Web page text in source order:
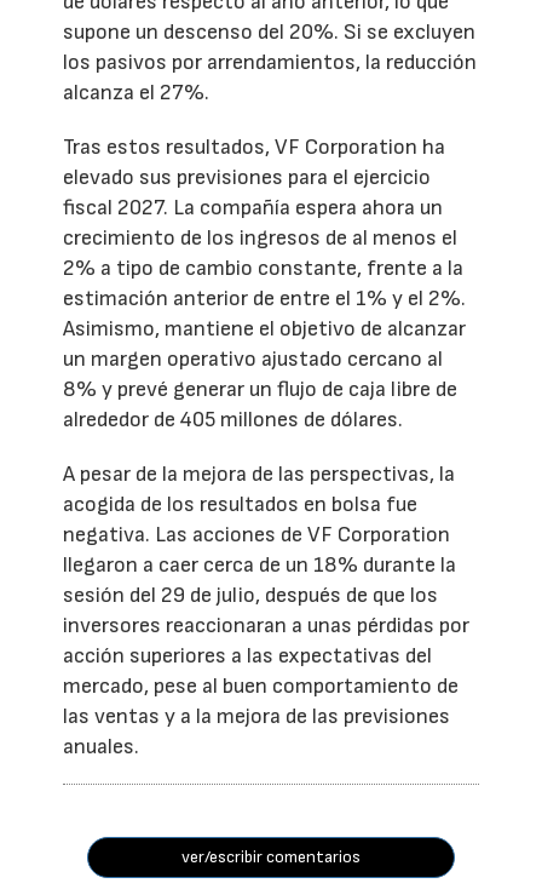
supone un descenso del 20%. Si se excluyen
los pasivos por arrendamientos, la reducción
alcanza el 27%.
Tras estos resultados, VF Corporation ha
elevado sus previsiones para el ejercicio
fiscal 2027. La compañía espera ahora un
crecimiento de los ingresos de al menos el
2% a tipo de cambio constante, frente a la
estimación anterior de entre el 1% y el 2%.
Asimismo, mantiene el objetivo de alcanzar
un margen operativo ajustado cercano al
8% y prevé generar un flujo de caja libre de
alrededor de 405 millones de dólares.
A pesar de la mejora de las perspectivas, la
acogida de los resultados en bolsa fue
negativa. Las acciones de VF Corporation
llegaron a caer cerca de un 18% durante la
sesión del 29 de julio, después de que los
inversores reaccionaran a unas pérdidas por
acción superiores a las expectativas del
mercado, pese al buen comportamiento de
las ventas y a la mejora de las previsiones
anuales.
ver/escribir comentarios